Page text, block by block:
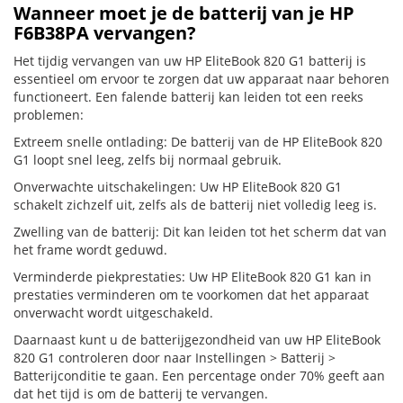
Wanneer moet je de batterij van je HP
F6B38PA vervangen?
Het tijdig vervangen van uw HP EliteBook 820 G1 batterij is
essentieel om ervoor te zorgen dat uw apparaat naar behoren
functioneert. Een falende batterij kan leiden tot een reeks
problemen:
Extreem snelle ontlading: De batterij van de HP EliteBook 820
G1 loopt snel leeg, zelfs bij normaal gebruik.
Onverwachte uitschakelingen: Uw HP EliteBook 820 G1
schakelt zichzelf uit, zelfs als de batterij niet volledig leeg is.
Zwelling van de batterij: Dit kan leiden tot het scherm dat van
het frame wordt geduwd.
Verminderde piekprestaties: Uw HP EliteBook 820 G1 kan in
prestaties verminderen om te voorkomen dat het apparaat
onverwacht wordt uitgeschakeld.
Daarnaast kunt u de batterijgezondheid van uw HP EliteBook
820 G1 controleren door naar Instellingen > Batterij >
Batterijconditie te gaan. Een percentage onder 70% geeft aan
dat het tijd is om de batterij te vervangen.